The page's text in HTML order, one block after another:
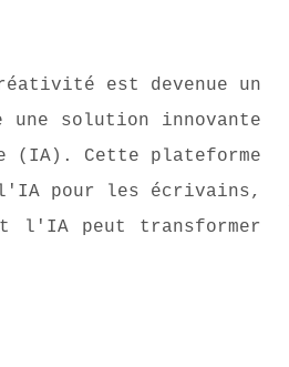
est devenue un
une solution innovante
Cette plateforme
l'IA pour les écrivains,
l'IA peut transformer